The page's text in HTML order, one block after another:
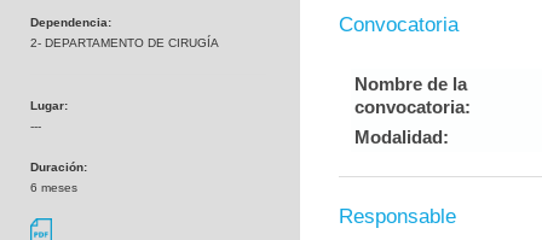
Dependencia:
2- DEPARTAMENTO DE CIRUGÍA
Lugar:
---
Duración:
6 meses
Convocatoria
Nombre de la
convocatoria:
Modalidad:
Responsable